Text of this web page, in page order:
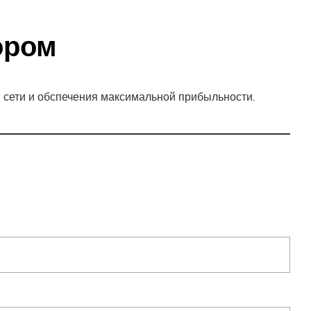
и обспечения максимальной прибыльности.